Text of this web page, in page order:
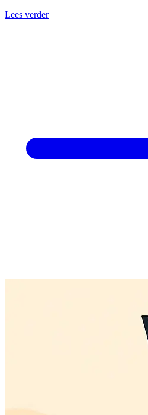
Lees verder